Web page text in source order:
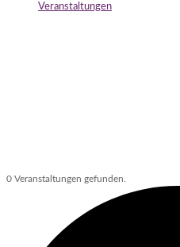
Veranstaltungen
0 Veranstaltungen gefunden.